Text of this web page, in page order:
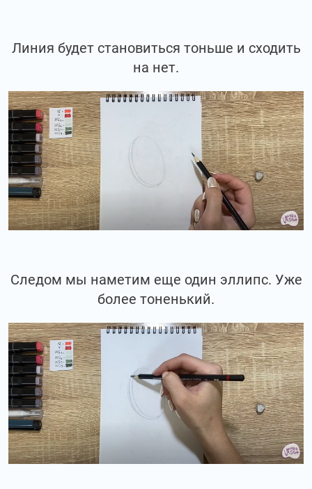
Линия будет становиться тоньше и сходить
на нет.
Следом мы наметим еще один эллипс. Уже
более тоненький.